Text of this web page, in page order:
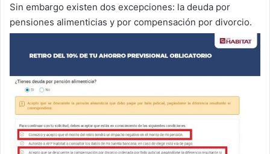
Sin embargo existen dos excepciones: la deuda por
pensiones alimenticias y por compensación por divorcio.